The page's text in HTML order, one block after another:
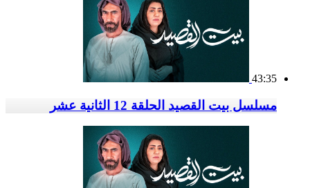
43:35
مسلسل بيت القصيد الحلقة 12 الثانية عشر